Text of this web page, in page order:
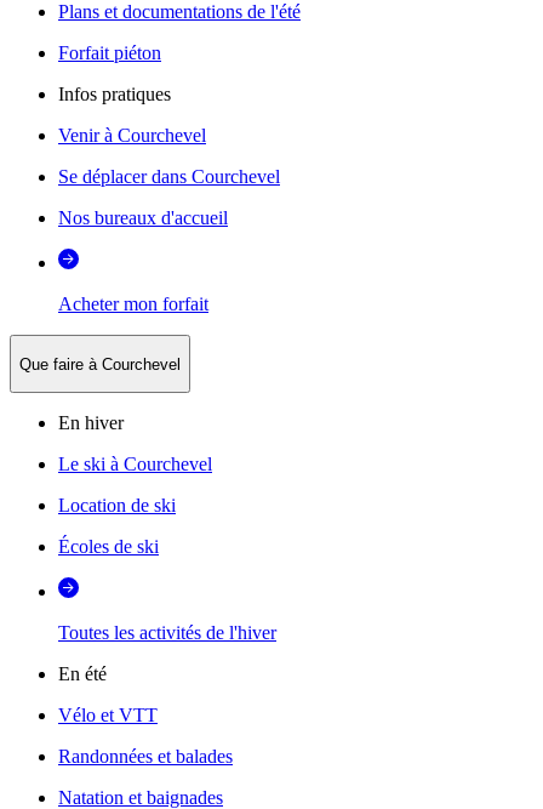
Plans et documentations de l'été
Forfait piéton
Infos pratiques
Venir à Courchevel
Se déplacer dans Courchevel
Nos bureaux d'accueil
Acheter mon forfait
Que faire à Courchevel
En hiver
Le ski à Courchevel
Location de ski
Écoles de ski
Toutes les activités de l'hiver
En été
Vélo et VTT
Randonnées et balades
Natation et baignades